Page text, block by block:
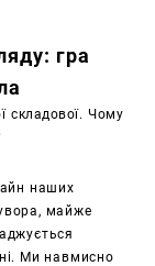
гра
складової. Чому
наших
майже
Ми навмисно